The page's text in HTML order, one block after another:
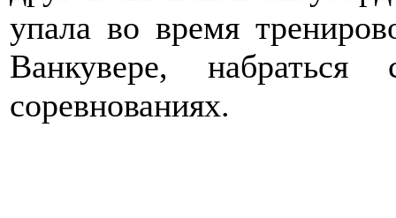
упала во время
Ванкувере,
соревнованиях.